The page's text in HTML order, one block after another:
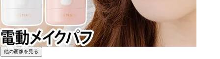
他の画像を見る